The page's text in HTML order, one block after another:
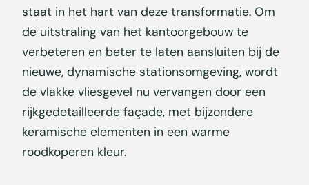
staat in het hart van deze transformatie. Om
de uitstraling van het kantoorgebouw te
verbeteren en beter te laten aansluiten bij de
nieuwe, dynamische stationsomgeving, wordt
de vlakke vliesgevel nu vervangen door een
rijkgedetailleerde façade, met bijzondere
keramische elementen in een warme
roodkoperen kleur.